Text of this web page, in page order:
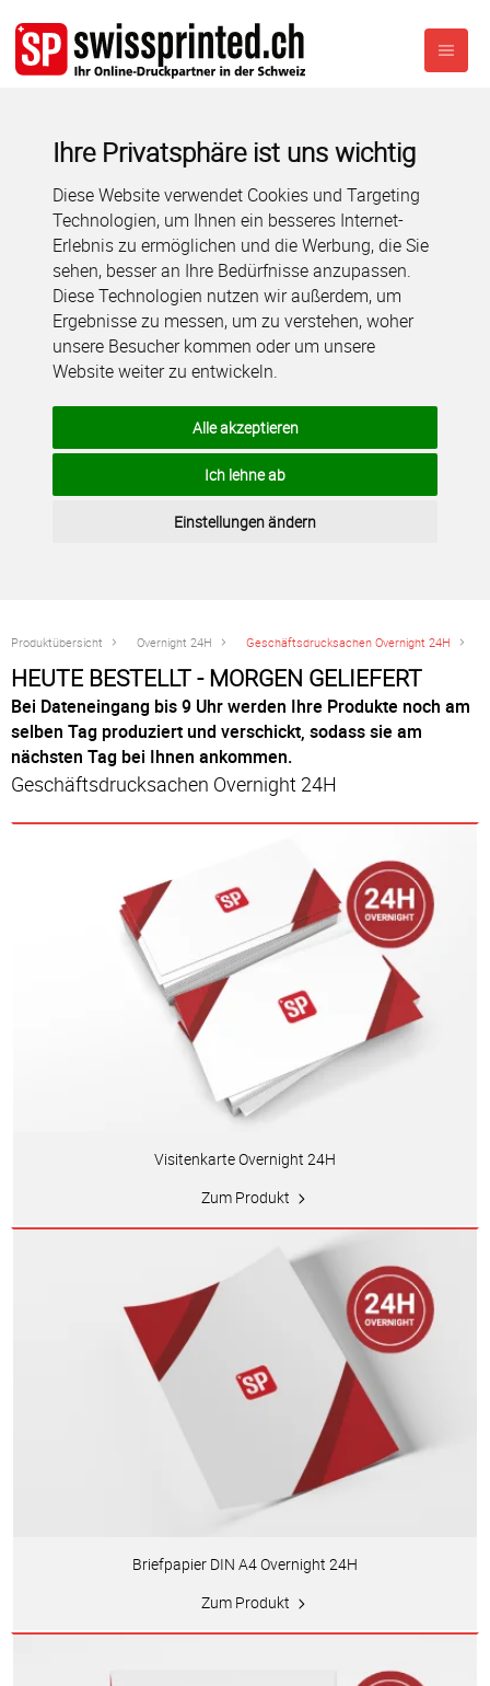
Ihre Privatsphäre ist uns wichtig
Diese Website verwendet Cookies und Targeting
Technologien, um Ihnen ein besseres Internet-
Erlebnis zu ermöglichen und die Werbung, die Sie
sehen, besser an Ihre Bedürfnisse anzupassen.
Diese Technologien nutzen wir außerdem, um
Ergebnisse zu messen, um zu verstehen, woher
unsere Besucher kommen oder um unsere
Website weiter zu entwickeln.
Alle akzeptieren
Ich lehne ab
Einstellungen ändern
Produktübersicht Overnight 24H Geschäftsdrucksachen Overnight 24H
HEUTE BESTELLT - MORGEN GELIEFERT
Bei Dateneingang bis 9 Uhr werden Ihre Produkte noch am
selben Tag produziert und verschickt, sodass sie am
nächsten Tag bei Ihnen ankommen.
Geschäftsdrucksachen Overnight 24H
Visitenkarte Overnight 24H
Zum Produkt
Briefpapier DIN A4 Overnight 24H
Zum Produkt